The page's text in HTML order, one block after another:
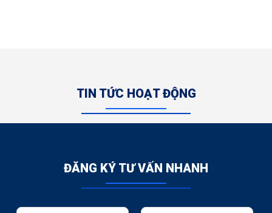
TIN TỨC HOẠT ĐỘNG
ĐĂNG KÝ TƯ VẤN NHANH